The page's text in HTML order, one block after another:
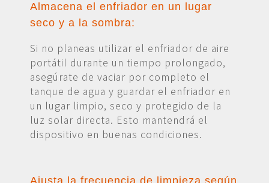
Almacena el enfriador en un lugar
seco y a la sombra:
Si no planeas utilizar el enfriador de aire
portátil durante un tiempo prolongado,
asegúrate de vaciar por completo el
tanque de agua y guardar el enfriador en
un lugar limpio, seco y protegido de la
luz solar directa. Esto mantendrá el
dispositivo en buenas condiciones.
Ajusta la frecuencia de limpieza según